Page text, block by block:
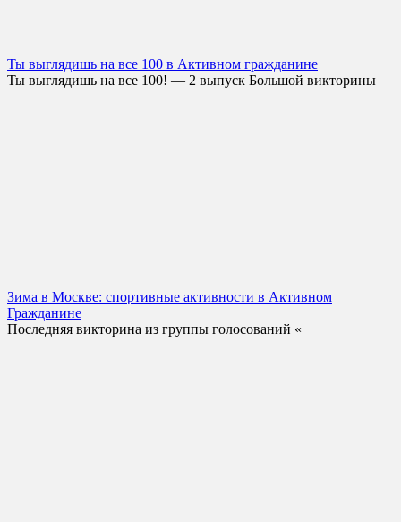
Ты выглядишь на все 100 в Активном гражданине
Ты выглядишь на все 100! — 2 выпуск Большой викторины
Зима в Москве: спортивные активности в Активном
Гражданине
Последняя викторина из группы голосований «